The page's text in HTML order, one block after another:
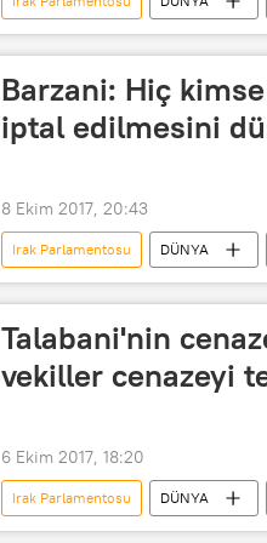
Irak Kürt Bölgesel Yönetimi (IKBY)
Barzani: Hiç
iptal edilmesini
8 Ekim 2017, 20:43
Irak Parlamentosu DÜNYA
Irak Kürt Bölgesel Yönetimi (IKBY)
Talabani'nin
vekiller cenazeyi
6 Ekim 2017, 18:20
Irak Parlamentosu DÜNYA
Irak
Almanya